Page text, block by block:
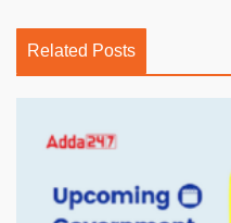
Related Posts